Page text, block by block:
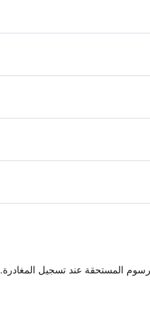
المستحقة عند تسجيل المغادرة.